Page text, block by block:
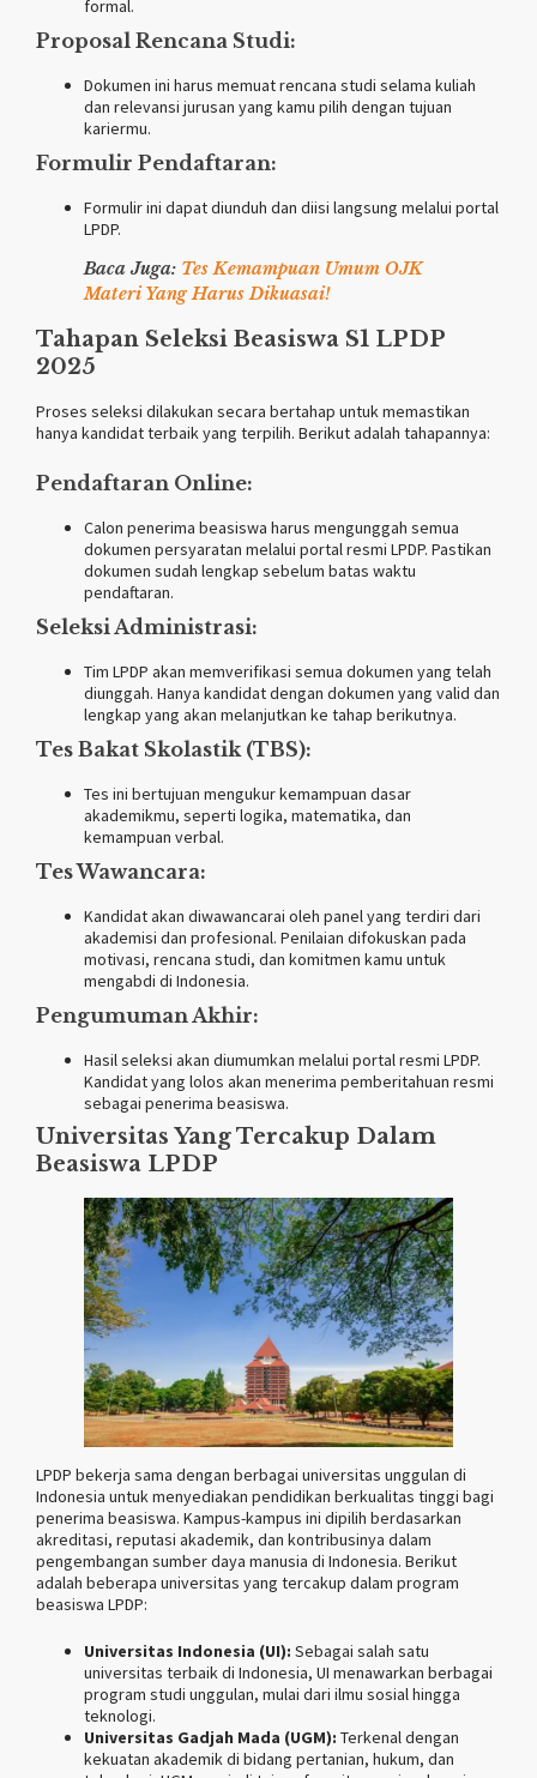
formal.
Proposal Rencana Studi:
Dokumen ini harus memuat rencana studi selama kuliah
dan relevansi jurusan yang kamu pilih dengan tujuan
kariermu.
Formulir Pendaftaran:
Formulir ini dapat diunduh dan diisi langsung melalui portal
LPDP.
Baca Juga: Tes Kemampuan Umum OJK
Materi Yang Harus Dikuasai!
Tahapan Seleksi Beasiswa S1 LPDP
2025
Proses seleksi dilakukan secara bertahap untuk memastikan
hanya kandidat terbaik yang terpilih. Berikut adalah tahapannya:
Pendaftaran Online:
Calon penerima beasiswa harus mengunggah semua
dokumen persyaratan melalui portal resmi LPDP. Pastikan
dokumen sudah lengkap sebelum batas waktu
pendaftaran.
Seleksi Administrasi:
Tim LPDP akan memverifikasi semua dokumen yang telah
diunggah. Hanya kandidat dengan dokumen yang valid dan
lengkap yang akan melanjutkan ke tahap berikutnya.
Tes Bakat Skolastik (TBS):
Tes ini bertujuan mengukur kemampuan dasar
akademikmu, seperti logika, matematika, dan
kemampuan verbal.
Tes Wawancara:
Kandidat akan diwawancarai oleh panel yang terdiri dari
akademisi dan profesional. Penilaian difokuskan pada
motivasi, rencana studi, dan komitmen kamu untuk
mengabdi di Indonesia.
Pengumuman Akhir:
Hasil seleksi akan diumumkan melalui portal resmi LPDP.
Kandidat yang lolos akan menerima pemberitahuan resmi
sebagai penerima beasiswa.
Universitas Yang Tercakup Dalam
Beasiswa LPDP
LPDP bekerja sama dengan berbagai universitas unggulan di
Indonesia untuk menyediakan pendidikan berkualitas tinggi bagi
penerima beasiswa. Kampus-kampus ini dipilih berdasarkan
akreditasi, reputasi akademik, dan kontribusinya dalam
pengembangan sumber daya manusia di Indonesia. Berikut
adalah beberapa universitas yang tercakup dalam program
beasiswa LPDP:
Universitas Indonesia (UI): Sebagai salah satu
universitas terbaik di Indonesia, UI menawarkan berbagai
program studi unggulan, mulai dari ilmu sosial hingga
teknologi.
Universitas Gadjah Mada (UGM): Terkenal dengan
kekuatan akademik di bidang pertanian, hukum, dan